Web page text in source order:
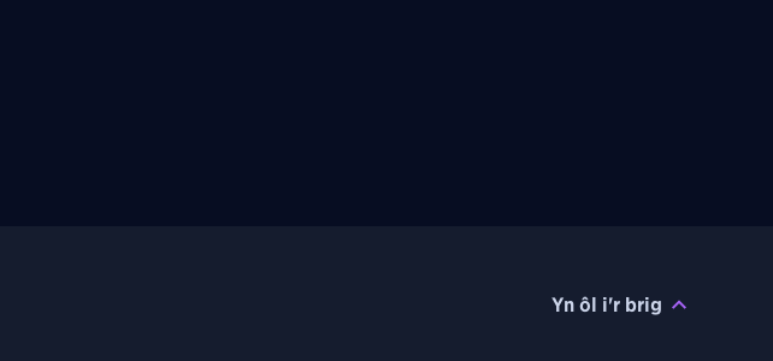
Yn ôl i'r brig